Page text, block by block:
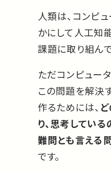
人類は、コンピ
かにして人工知
課題に取り組ん
ただコンピュー
この問題を解決
作るためには、
り、思考してい
難問とも言える
です。